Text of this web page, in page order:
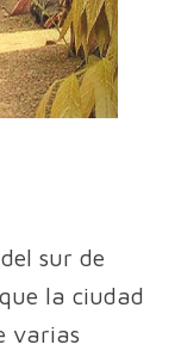
sur de
la ciudad
varias